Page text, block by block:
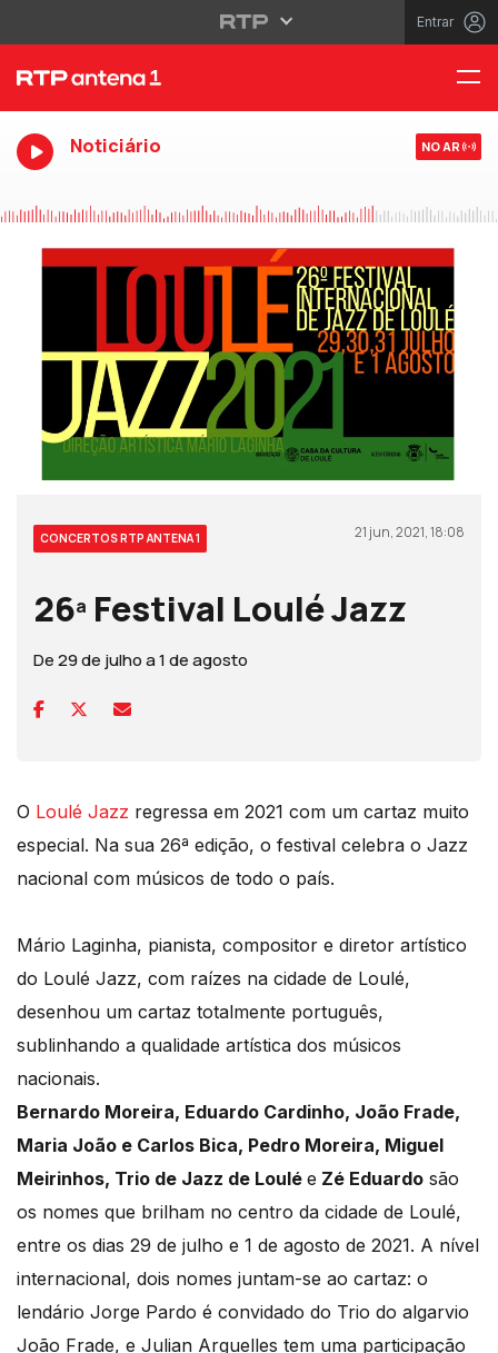
Entrar
Noticiário NO AR
CONCERTOS RTP ANTENA 1 21 jun, 2021, 18:08
26ª Festival Loulé Jazz
De 29 de julho a 1 de agosto
O Loulé Jazz regressa em 2021 com um cartaz muito
especial. Na sua 26ª edição, o festival celebra o Jazz
nacional com músicos de todo o país.
Mário Laginha, pianista, compositor e diretor artístico
do Loulé Jazz, com raízes na cidade de Loulé,
desenhou um cartaz totalmente português,
sublinhando a qualidade artística dos músicos
nacionais.
Bernardo Moreira, Eduardo Cardinho, João Frade,
Maria João e Carlos Bica, Pedro Moreira, Miguel
Meirinhos, Trio de Jazz de Loulé e Zé Eduardo são
os nomes que brilham no centro da cidade de Loulé,
entre os dias 29 de julho e 1 de agosto de 2021. A nível
internacional, dois nomes juntam-se ao cartaz: o
lendário Jorge Pardo é convidado do Trio do algarvio
João Frade, e Julian Arguelles tem uma participação